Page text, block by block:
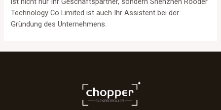
Technology Co Limited ist auch Ihr Assistent bei der
Gründung des Unternehmens.